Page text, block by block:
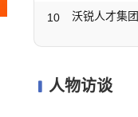
10 沃锐人才集团
人物访谈